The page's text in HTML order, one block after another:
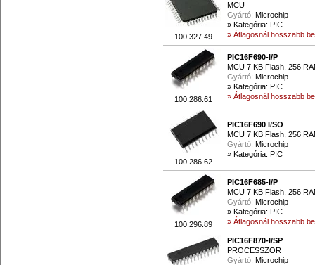
100.327.49
MCU
Gyártó: Microchip
» Kategória: PIC
» Átlagosnál hosszabb
100.286.61
PIC16F690-I/P
MCU 7 KB Flash, 256
Gyártó: Microchip
» Kategória: PIC
» Átlagosnál hosszabb
100.286.62
PIC16F690 I/SO
MCU 7 KB Flash, 256
Gyártó: Microchip
» Kategória: PIC
100.296.89
PIC16F685-I/P
MCU 7 KB Flash, 256
Gyártó: Microchip
» Kategória: PIC
» Átlagosnál hosszabb
PIC16F870-I/SP
PROCESSZOR
Gyártó: Microchip